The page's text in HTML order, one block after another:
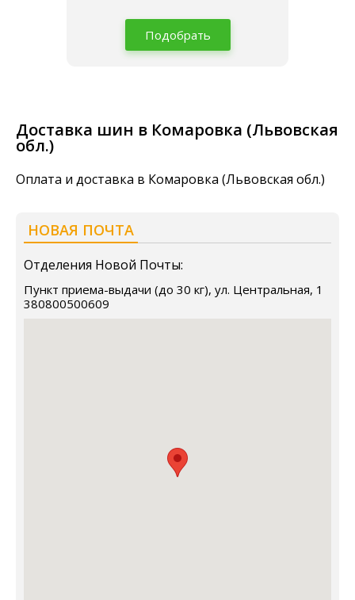
Подобрать
Доставка шин в Комаровка (Львовская
обл.)
Оплата и доставка в Комаровка (Львовская обл.)
НОВАЯ ПОЧТА
Отделения Новой Почты:
Пункт приема-выдачи (до 30 кг), ул. Центральная, 1
380800500609